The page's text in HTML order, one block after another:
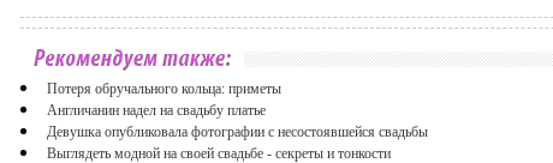
Потеря обручального кольца: приметы
Англичанин надел на свадьбу платье
Девушка опубликовала фотографии с несостоявшейся свадьбы
Выглядеть модной на своей свадьбе - секреты и тонкости